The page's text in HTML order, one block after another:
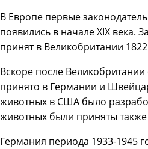
В Европе первые
появились в начале XIX века.
принят в Великобритании 1822
Вскоре после
принято в Германии и
животных в США было
животных были приняты
Германия периода 1933-1945